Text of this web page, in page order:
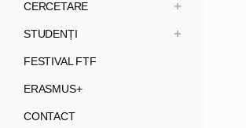
CERCETARE
STUDENȚI
FESTIVAL FTF
ERASMUS+
CONTACT